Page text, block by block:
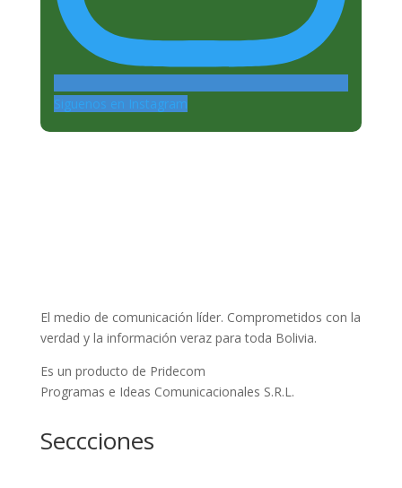
Siguenos en Instagram
El medio de comunicación líder. Comprometidos con la
verdad y la información veraz para toda Bolivia.
Es un producto de Pridecom
Programas e Ideas Comunicacionales S.R.L.
Seccciones